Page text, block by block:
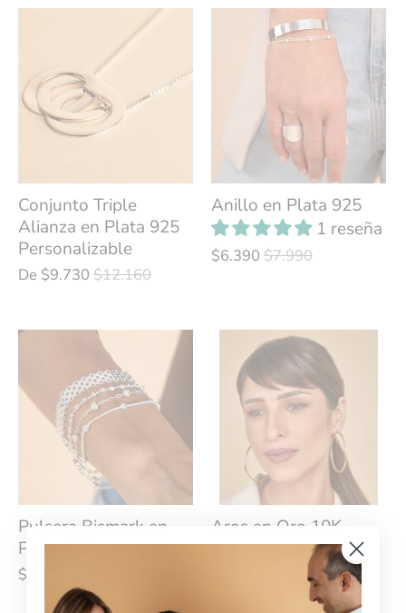
Conjunto Triple
Alianza en Plata 925
Personalizable
De $9.730 $12.160
Anillo en Plata 925
1 reseña
$6.390 $7.990
Pulsera Bismark en
Plata 925
$9.790
Aros en Oro 10K
$43.560